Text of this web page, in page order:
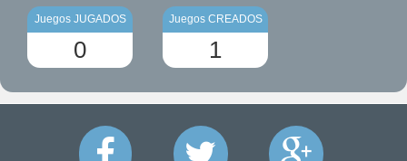
Juegos JUGADOS
0
Juegos CREADOS
1